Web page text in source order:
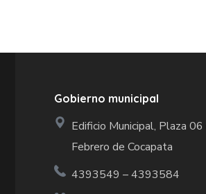
Gobierno municipal
Edificio Municipal, Plaza 06
Febrero de Cocapata
4393549 – 4393584